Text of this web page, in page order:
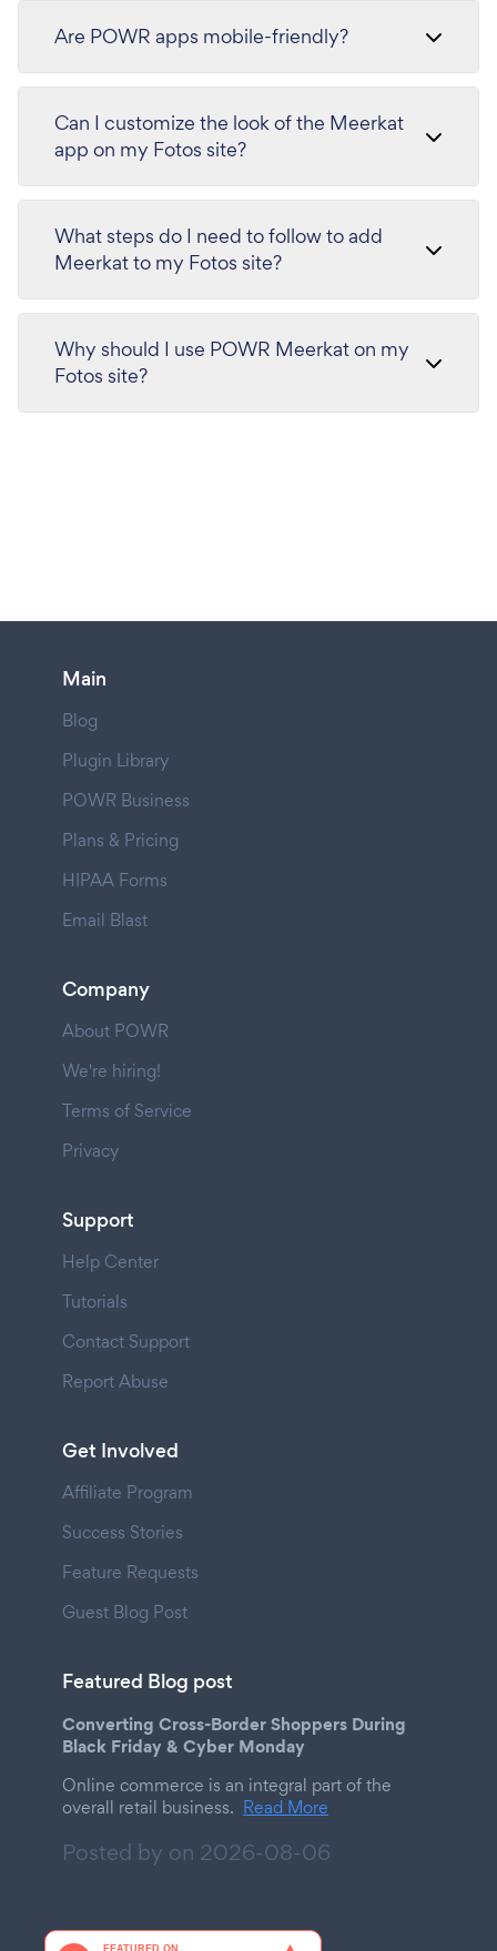
Are POWR apps mobile-friendly?
Can I customize the look of the Meerkat
app on my Fotos site?
What steps do I need to follow to add
Meerkat to my Fotos site?
Why should I use POWR Meerkat on my
Fotos site?
Main
Blog
Plugin Library
POWR Business
Plans & Pricing
HIPAA Forms
Email Blast
Company
About POWR
We're hiring!
Terms of Service
Privacy
Support
Help Center
Tutorials
Contact Support
Report Abuse
Get Involved
Affiliate Program
Success Stories
Feature Requests
Guest Blog Post
Featured Blog post
Converting Cross-Border Shoppers During
Black Friday & Cyber Monday
Online commerce is an integral part of the
overall retail business. Read More
Posted by on 2026-08-06